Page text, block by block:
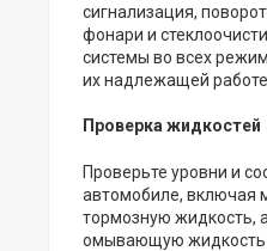
сигнализация,
фонари и
системы во всех
их надлежащей работе.
Проверка жидкостей
Проверьте уровни и
автомобиле, включая
тормозную жидкость,
омывающую жидкость